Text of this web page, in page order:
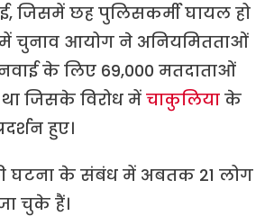
जिसमें छह पुलिसकर्मी घायल हो
चुनाव आयोग ने अनियमितताओं
के लिए 69,000 मतदाताओं
जिसके विरोध में चाकुलिया के
हुए।
घटना के संबंध में अबतक 21 लोग
चुके हैं।